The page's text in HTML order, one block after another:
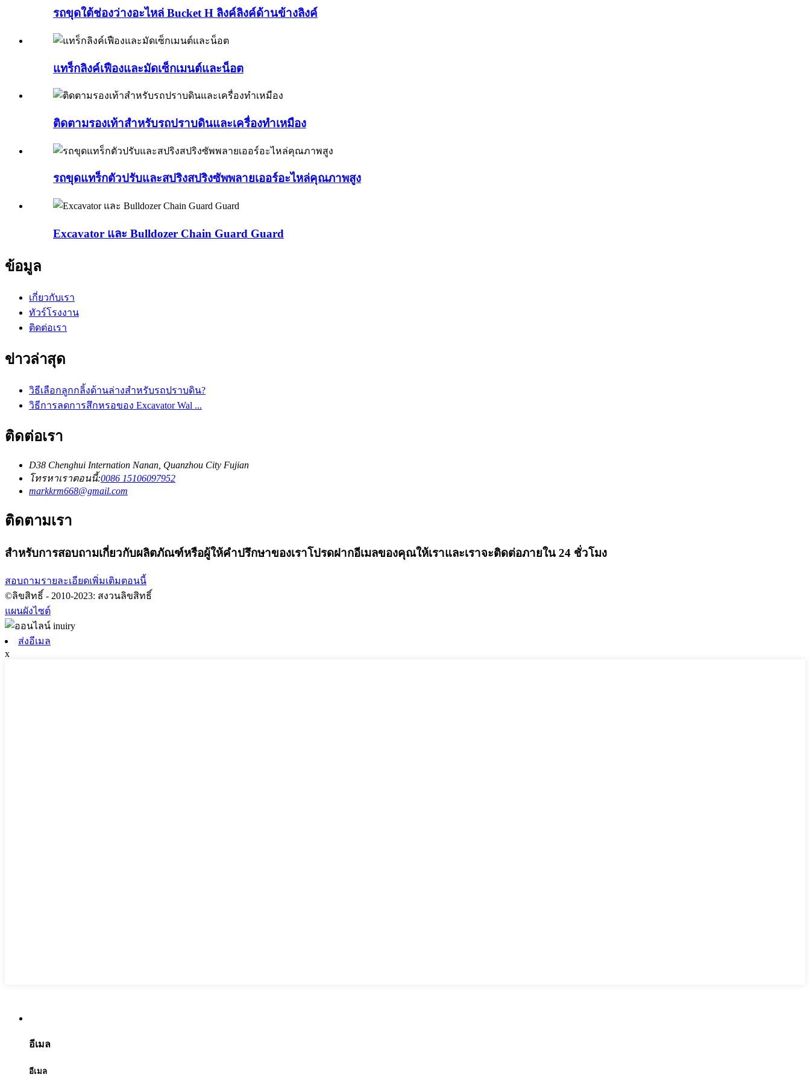
รถขุดใต้ช่องว่างอะไหล่ Bucket H ลิงค์ลิงค์ด้านข้างลิงค์
แทร็กลิงค์เฟืองและมัดเซ็กเมนต์และน็อต
ติดตามรองเท้าสำหรับรถปราบดินและเครื่องทำเหมือง
รถขุดแทร็กตัวปรับและสปริงสปริงซัพพลายเออร์อะไหล่คุณภาพสูง
Excavator และ Bulldozer Chain Guard Guard
ข้อมูล
เกี่ยวกับเรา
ทัวร์โรงงาน
ติดต่อเรา
ข่าวล่าสุด
วิธีเลือกลูกกลิ้งด้านล่างสำหรับรถปราบดิน?
วิธีการลดการสึกหรอของ Excavator Wal ...
ติดต่อเรา
D38 Chenghui Internation Nanan, Quanzhou City Fujian
โทรหาเราตอนนี้:0086 15106097952
markkrm668@gmail.com
ติดตามเรา
สำหรับการสอบถามเกี่ยวกับผลิตภัณฑ์หรือผู้ให้คำปรึกษาของเราโปรดฝากอีเมลของคุณให้เราและเราจะติดต่อภายใน 24 ชั่วโมง
สอบถามรายละเอียดเพิ่มเติมตอนนี้
©ลิขสิทธิ์ - 2010-2023: สงวนลิขสิทธิ์
แผนผังไซต์
ส่งอีเมล
x
อีเมล
อีเมล